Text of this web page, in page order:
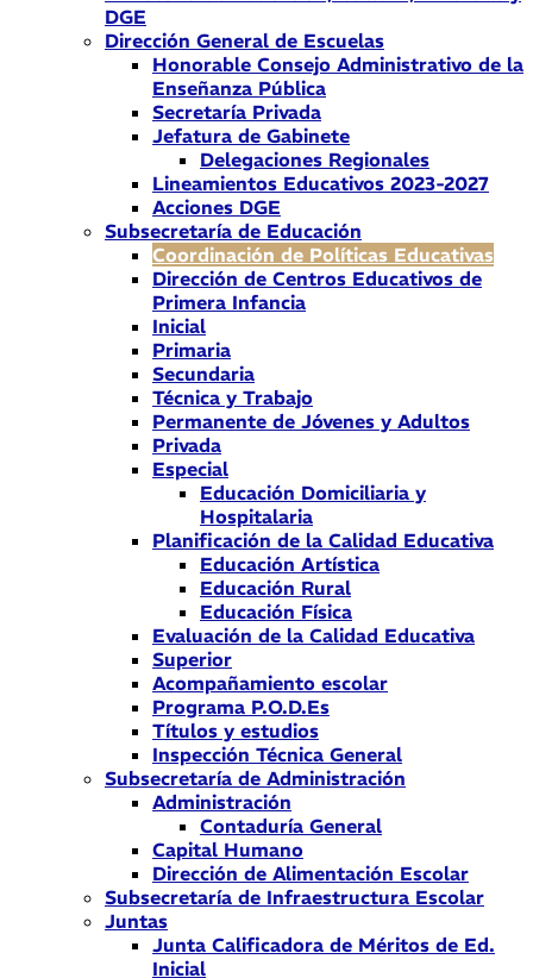
DGE
Dirección General de Escuelas
Honorable Consejo Administrativo de la
Enseñanza Pública
Secretaría Privada
Jefatura de Gabinete
Delegaciones Regionales
Lineamientos Educativos 2023-2027
Acciones DGE
Subsecretaría de Educación
Coordinación de Políticas Educativas
Dirección de Centros Educativos de
Primera Infancia
Inicial
Primaria
Secundaria
Técnica y Trabajo
Permanente de Jóvenes y Adultos
Privada
Especial
Educación Domiciliaria y
Hospitalaria
Planificación de la Calidad Educativa
Educación Artística
Educación Rural
Educación Física
Evaluación de la Calidad Educativa
Superior
Acompañamiento escolar
Programa P.O.D.Es
Títulos y estudios
Inspección Técnica General
Subsecretaría de Administración
Administración
Contaduría General
Capital Humano
Dirección de Alimentación Escolar
Subsecretaría de Infraestructura Escolar
Juntas
Junta Calificadora de Méritos de Ed.
Inicial